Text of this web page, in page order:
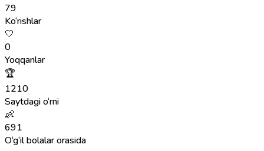
79
Ko‘rishlar
🤍
0
Yoqqanlar
🏆
1210
Saytdagi o‘rni
👶
691
O‘g‘il bolalar orasida